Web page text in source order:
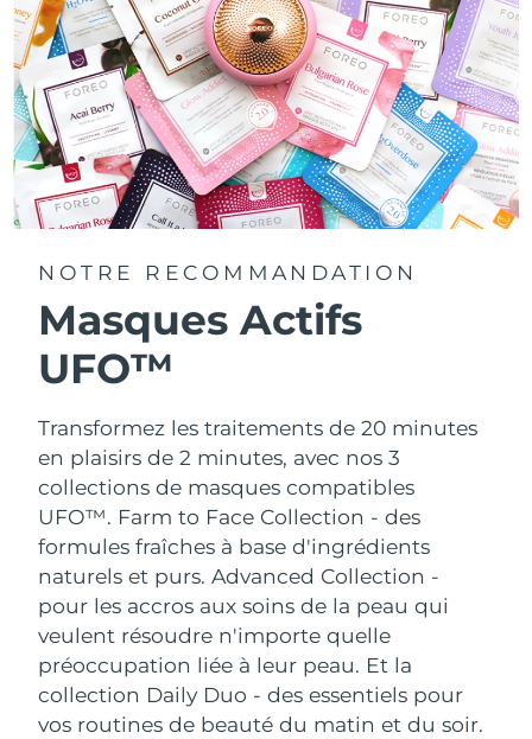
NOTRE RECOMMANDATION
Masques Actifs
UFO™
Transformez les traitements de 20 minutes
en plaisirs de 2 minutes, avec nos 3
collections de masques compatibles
UFO™. Farm to Face Collection - des
formules fraîches à base d'ingrédients
naturels et purs. Advanced Collection -
pour les accros aux soins de la peau qui
veulent résoudre n'importe quelle
préoccupation liée à leur peau. Et la
collection Daily Duo - des essentiels pour
vos routines de beauté du matin et du soir.